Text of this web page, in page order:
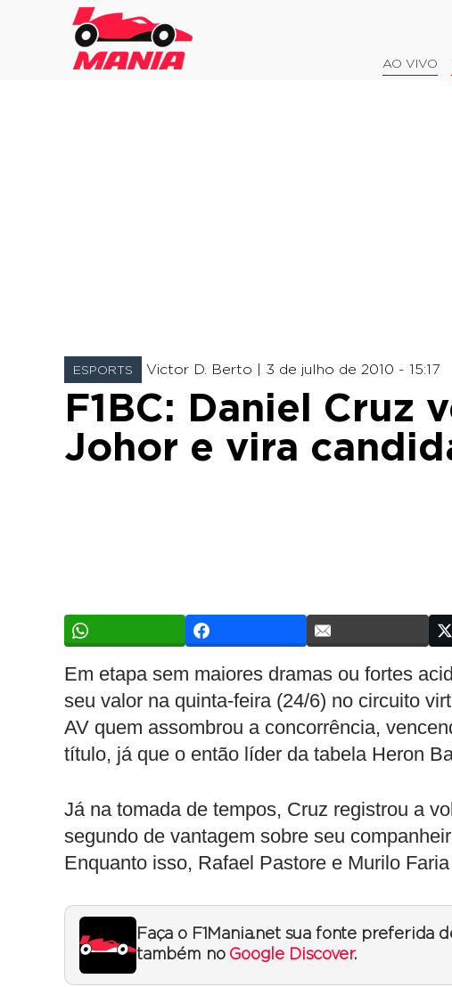
AO VIVO
ESPORTS Victor D. Berto | 3 de julho de 2010 - 15:17
F1BC: Daniel Cruz
Johor e vira
Em etapa sem maiores dramas ou fortes
seu valor na quinta-feira (24/6) no circuito
AV quem assombrou a concorrência,
título, já que o então líder da tabela Heron
Já na tomada de tempos, Cruz registrou a
segundo de vantagem sobre seu
Enquanto isso, Rafael Pastore e Murilo
Faça o F1Mania.net sua fonte preferida
também no Google Discover.